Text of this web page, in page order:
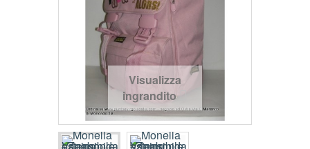
Visualizza
ingrandito